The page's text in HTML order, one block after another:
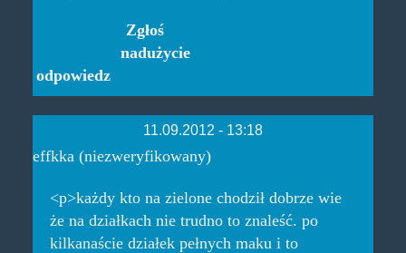
odpowiedz
Zgłoś
nadużycie
11.09.2012 - 13:18
effkka (niezweryfikowany)
<p>każdy kto na zielone chodził dobrze wie
że na działkach nie trudno to znaleść. po
kilkanaście działek pełnych maku i to